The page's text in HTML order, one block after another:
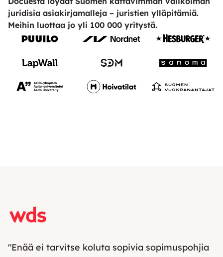
juridisia asiakirjamalleja – juristien ylläpitämiä.
Meihin luottaa jo yli 100 000 yritystä.
"Enää ei tarvitse koluta sopivia sopimuspohjia